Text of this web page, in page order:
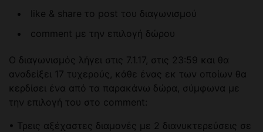
like & share το post του διαγωνισμού
comment με την επιλογή δώρου
Ο διαγωνισμός λήγει στις 7.1.17, στις 23:59 και θα
αναδείξει 17 τυχερούς, κάθε ένας εκ των οποίων θα
κερδίσει ένα από τα παρακάνω δώρα, σύμφωνα με
την επιλογή του στο comment:
• Τρεις αξέχαστες διαμονές με 2 διανυκτερεύσεις σε